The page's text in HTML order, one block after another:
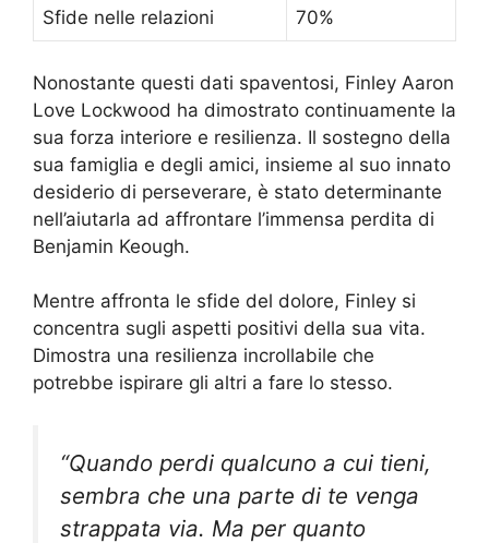
Sfide nelle relazioni 70%
Nonostante questi dati spaventosi, Finley Aaron
Love Lockwood ha dimostrato continuamente la
sua forza interiore e resilienza. Il sostegno della
sua famiglia e degli amici, insieme al suo innato
desiderio di perseverare, è stato determinante
nell’aiutarla ad affrontare l’immensa perdita di
Benjamin Keough.
Mentre affronta le sfide del dolore, Finley si
concentra sugli aspetti positivi della sua vita.
Dimostra una resilienza incrollabile che
potrebbe ispirare gli altri a fare lo stesso.
“Quando perdi qualcuno a cui tieni,
sembra che una parte di te venga
strappata via. Ma per quanto